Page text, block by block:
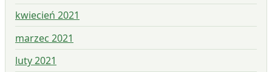
kwiecień 2021
marzec 2021
luty 2021